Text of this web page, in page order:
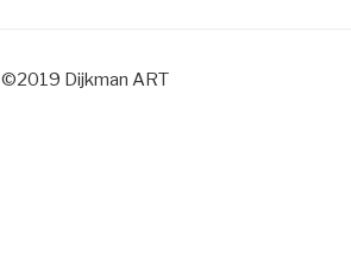
©2019 Dijkman ART